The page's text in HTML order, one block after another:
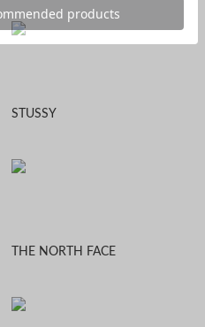
STUSSY
THE NORTH FACE